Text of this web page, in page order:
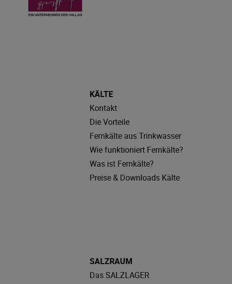
KÄLTE
Kontakt
Die Vorteile
Fernkälte aus Trinkwasser
Wie funktioniert Fernkälte?
Was ist Fernkälte?
Preise & Downloads Kälte
SALZRAUM
Das SALZLAGER